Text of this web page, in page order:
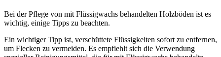
Bei der Pflege von mit Flüssigwachs behandelten Holzböden ist es
wichtig, einige Tipps zu beachten.
Ein wichtiger Tipp ist, verschüttete Flüssigkeiten sofort zu entfernen,
um Flecken zu vermeiden. Es empfiehlt sich die Verwendung